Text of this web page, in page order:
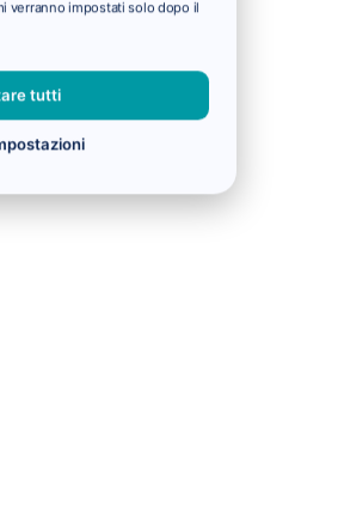
verranno impostati solo dopo il
tutti